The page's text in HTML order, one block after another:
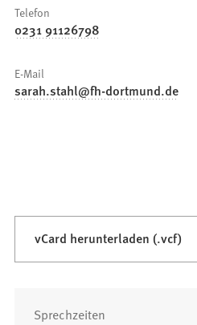
Telefon
0231 91126798
E-Mail
sarah.stahl fh-dortmund de
vCard herunterladen (.vcf)
Sprechzeiten